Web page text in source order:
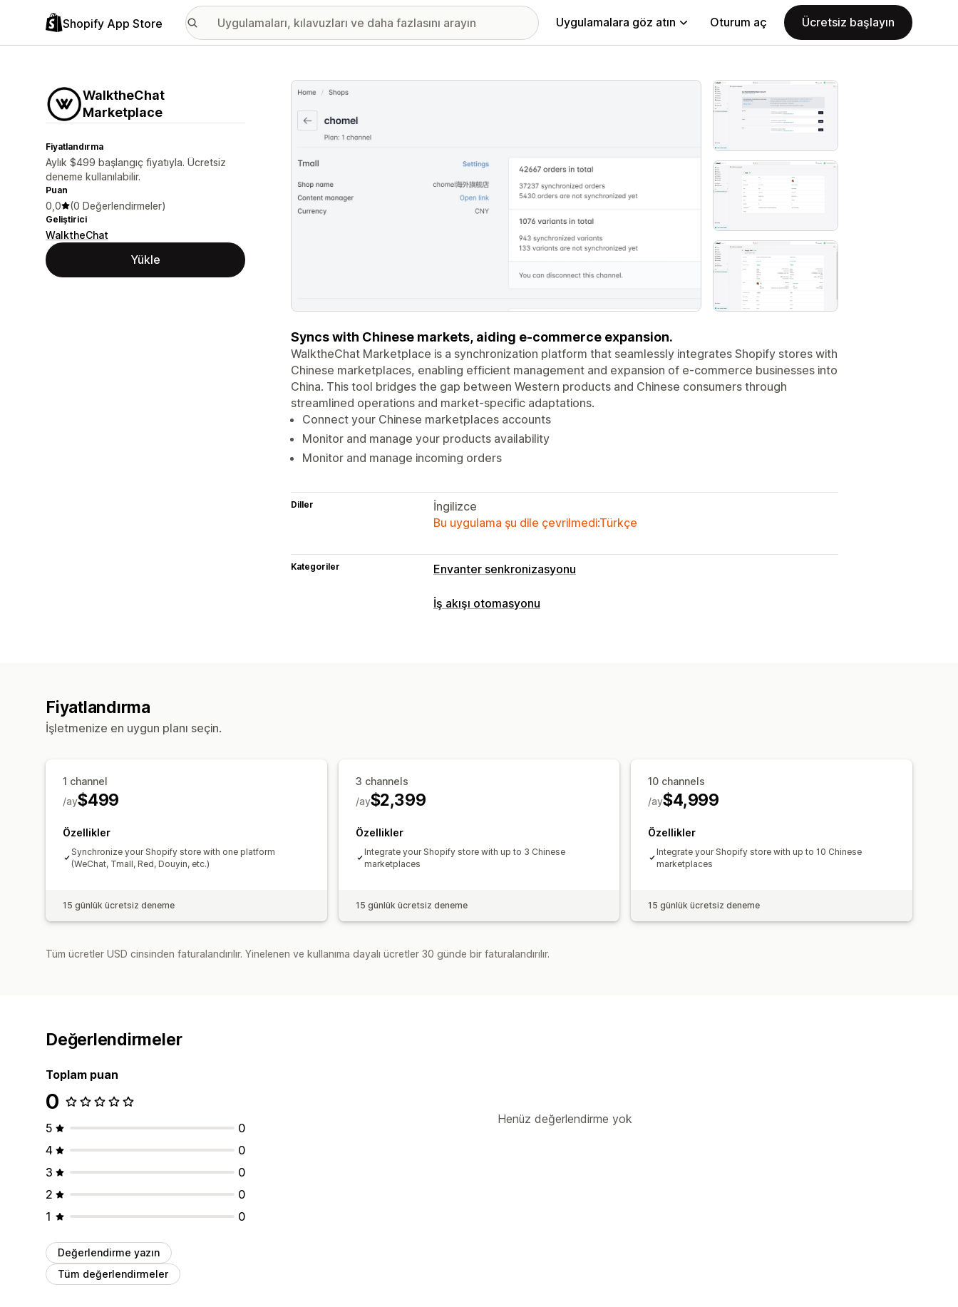
Shopify App Store Uygulamalara göz atın Oturum aç Ücretsiz başlayın
WalktheChat
Marketplace
Fiyatlandırma
Aylık $499 başlangıç fiyatıyla. Ücretsiz
deneme kullanılabilir.
Puan
0,0 (0 Değerlendirmeler)
Geliştirici
WalktheChat
Yükle
Öne çıkan görsel galerisi
Syncs with Chinese markets, aiding e-commerce expansion.
WalktheChat Marketplace is a synchronization platform that seamlessly integrates Shopify stores with
Chinese marketplaces, enabling efficient management and expansion of e-commerce businesses into
China. This tool bridges the gap between Western products and Chinese consumers through
streamlined operations and market-specific adaptations.
Connect your Chinese marketplaces accounts
Monitor and manage your products availability
Monitor and manage incoming orders
Diller
İngilizce
Bu uygulama şu dile çevrilmedi:Türkçe
Kategoriler Envanter senkronizasyonu
İş akışı otomasyonu
Fiyatlandırma
İşletmenize en uygun planı seçin.
1 channel
$499
/ay
Özellikler
Synchronize your Shopify store with one platform
(WeChat, Tmall, Red, Douyin, etc.)
15 günlük ücretsiz deneme
3 channels
$2,399
/ay
Özellikler
Integrate your Shopify store with up to 3 Chinese
marketplaces
15 günlük ücretsiz deneme
10 channels
$4,999
/ay
Özellikler
Integrate your Shopify store with up to 10 Chinese
marketplaces
15 günlük ücretsiz deneme
Tüm ücretler USD cinsinden faturalandırılır. Yinelenen ve kullanıma dayalı ücretler 30 günde bir faturalandırılır.
Değerlendirmeler
Toplam puan
0
5
0
4
0
3
0
2
0
1
0
Değerlendirme yazın
Tüm değerlendirmeler
Henüz değerlendirme yok